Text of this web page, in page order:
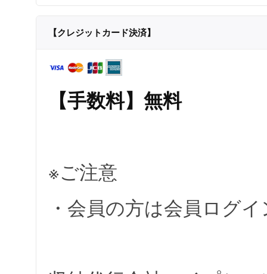
【クレジットカード決済】
【手数料】無料
※ご注意
・会員の方は会員ログ